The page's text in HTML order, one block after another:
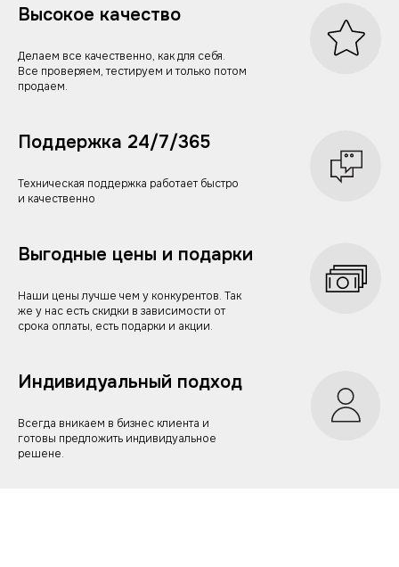
Высокое качество
Делаем все качественно, как для себя.
Все проверяем, тестируем и только потом
продаем.
Поддержка 24/7/365
Техническая поддержка работает быстро
и качественно
Выгодные цены и подарки
Наши цены лучше чем у конкурентов. Так
же у нас есть скидки в зависимости от
срока оплаты, есть подарки и акции.
Индивидуальный подход
Всегда вникаем в бизнес клиента и
готовы предложить индивидуальное
решене.